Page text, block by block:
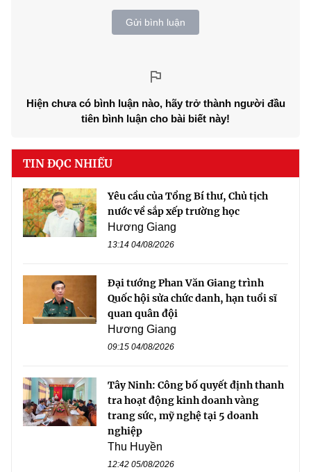
Gửi bình luận
Hiện chưa có bình luận nào, hãy trở thành người đầu
tiên bình luận cho bài biết này!
TIN ĐỌC NHIỀU
Yêu cầu của Tổng Bí thư, Chủ tịch
nước về sắp xếp trường học
Hương Giang
13:14 04/08/2026
Đại tướng Phan Văn Giang trình
Quốc hội sửa chức danh, hạn tuổi sĩ
quan quân đội
Hương Giang
09:15 04/08/2026
Tây Ninh: Công bố quyết định thanh
tra hoạt động kinh doanh vàng
trang sức, mỹ nghệ tại 5 doanh
nghiệp
Thu Huyền
12:42 05/08/2026